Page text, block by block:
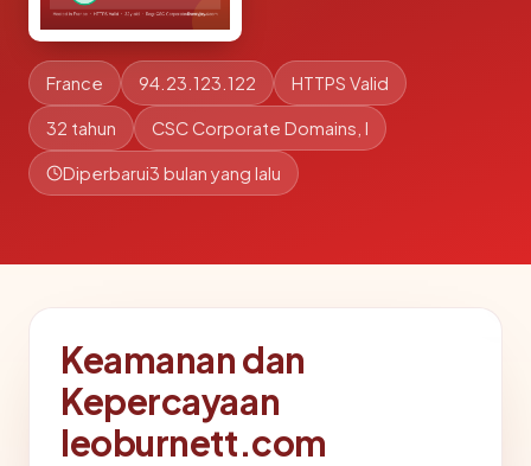
France 94.23.123.122 HTTPS Valid
32 tahun CSC Corporate Domains, I
Diperbarui3 bulan yang lalu
Keamanan dan
Kepercayaan
leoburnett.com